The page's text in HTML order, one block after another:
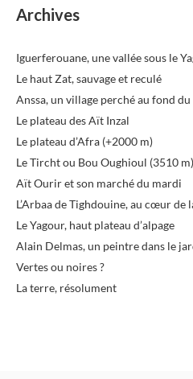
Archives
Iguerferouane, une vallée sous le
Le haut Zat, sauvage et reculé
Anssa, un village perché au fond
Le plateau des Aït Inzal
Le plateau d’Afra (+2000 m)
Le Tircht ou Bou Oughioul (3510 m)
Aït Ourir et son marché du mardi
L’Arbaa de Tighdouine, au cœur de
Le Yagour, haut plateau d’alpage
Alain Delmas, un peintre dans le
Vertes ou noires ?
La terre, résolument